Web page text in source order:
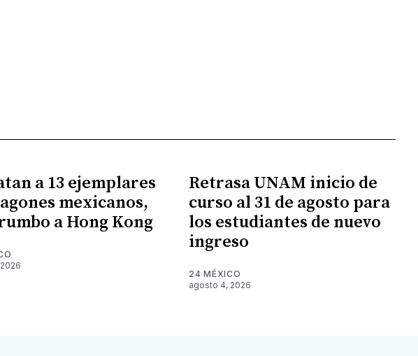
a 13 ejemplares
mexicanos,
a Hong Kong
Retrasa UNAM inicio de
curso al 31 de agosto para
los estudiantes de nuevo
ingreso
24 MÉXICO
agosto 4, 2026